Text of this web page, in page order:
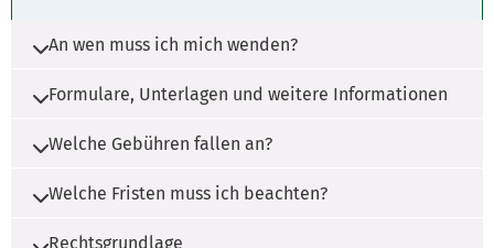
An wen muss ich mich wenden?
Die Zuständigkeit liegt bei der Gemeinde, der
sowie dem zuständigen Hauptzollamt.
Ansprechpersonen
Formulare, Unterlagen und weitere Informationen
Es werden ggf. Unterlagen benötigt. Wenden
Welche Gebühren fallen an?
Es fallen ggf. Gebühren an. Wenden Sie sich
Welche Fristen muss ich beachten?
Rechtsgrundlage